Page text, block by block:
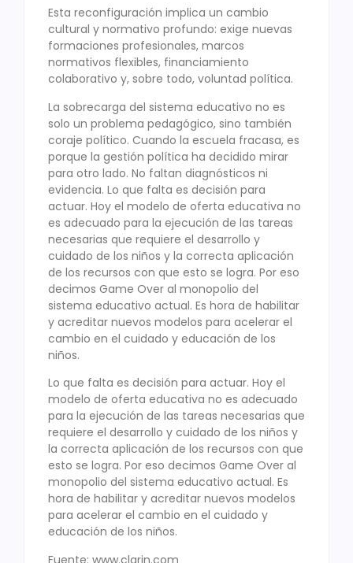
Esta reconfiguración implica un cambio
cultural y normativo profundo: exige nuevas
formaciones profesionales, marcos
normativos flexibles, financiamiento
colaborativo y, sobre todo, voluntad política.
La sobrecarga del sistema educativo no es
solo un problema pedagógico, sino también
coraje político. Cuando la escuela fracasa, es
porque la gestión política ha decidido mirar
para otro lado. No faltan diagnósticos ni
evidencia. Lo que falta es decisión para
actuar. Hoy el modelo de oferta educativa no
es adecuado para la ejecución de las tareas
necesarias que requiere el desarrollo y
cuidado de los niños y la correcta aplicación
de los recursos con que esto se logra. Por eso
decimos Game Over al monopolio del
sistema educativo actual. Es hora de habilitar
y acreditar nuevos modelos para acelerar el
cambio en el cuidado y educación de los
niños.
Lo que falta es decisión para actuar. Hoy el
modelo de oferta educativa no es adecuado
para la ejecución de las tareas necesarias que
requiere el desarrollo y cuidado de los niños y
la correcta aplicación de los recursos con que
esto se logra. Por eso decimos Game Over al
monopolio del sistema educativo actual. Es
hora de habilitar y acreditar nuevos modelos
para acelerar el cambio en el cuidado y
educación de los niños.
Fuente: www.clarin.com